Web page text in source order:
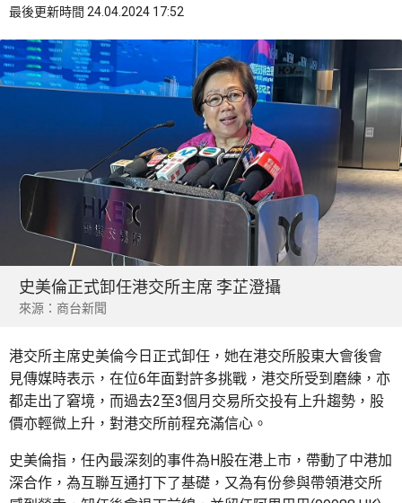
最後更新時間 24.04.2024 17:52
史美倫正式卸任港交所主席 李芷澄攝
來源：商台新聞
港交所主席史美倫今日正式卸任，她在港交所股東大會後會
見傳媒時表示，在位6年面對許多挑戰，港交所受到磨練，亦
都走出了窘境，而過去2至3個月交易所交投有上升趨勢，股
價亦輕微上升，對港交所前程充滿信心。
史美倫指，任內最深刻的事件為H股在港上市，帶動了中港加
深合作，為互聯互通打下了基礎，又為有份參與帶領港交所